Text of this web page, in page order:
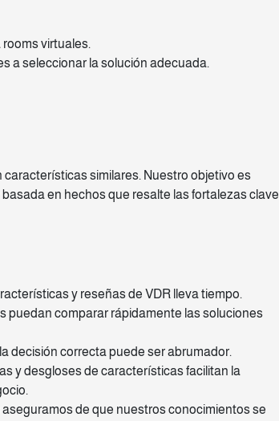
virtuales.
a seleccionar la solución adecuada.
similares. Nuestro objetivo es
en hechos que resalte las fortalezas clave
y reseñas de VDR lleva tiempo.
puedan comparar rápidamente las soluciones
decisión correcta puede ser abrumador.
y desgloses de características facilitan la
de que nuestros conocimientos se